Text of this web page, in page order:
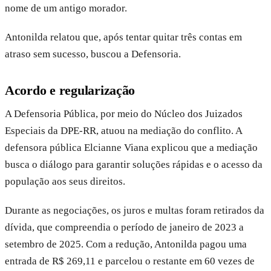
nome de um antigo morador.
Antonilda relatou que, após tentar quitar três contas em
atraso sem sucesso, buscou a Defensoria.
Acordo e regularização
A Defensoria Pública, por meio do Núcleo dos Juizados
Especiais da DPE-RR, atuou na mediação do conflito. A
defensora pública Elcianne Viana explicou que a mediação
busca o diálogo para garantir soluções rápidas e o acesso da
população aos seus direitos.
Durante as negociações, os juros e multas foram retirados da
dívida, que compreendia o período de janeiro de 2023 a
setembro de 2025. Com a redução, Antonilda pagou uma
entrada de R$ 269,11 e parcelou o restante em 60 vezes de